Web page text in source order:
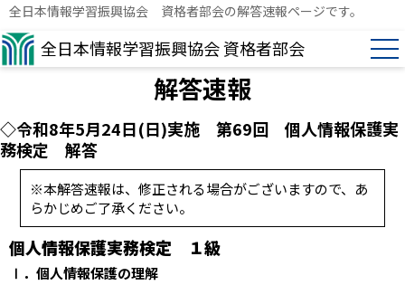
全日本情報学習振興協会 資格者部会の解答速報ページです。
全日本情報学習振興協会 資格者部会
解答速報
◇令和8年5月24日(日)実施 第69回 個人情報保護実
務検定 解答
※本解答速報は、修正される場合がございますので、あ
らかじめご了承ください。
個人情報保護実務検定 １級
Ⅰ．個人情報保護の理解